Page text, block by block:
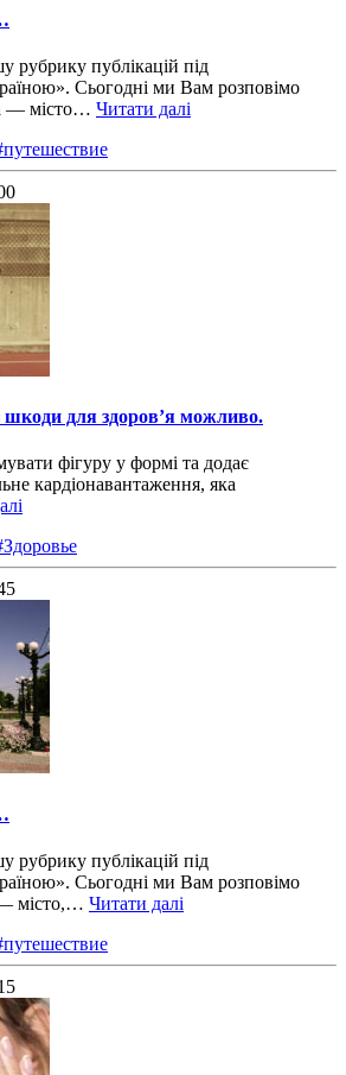
публікацій під
Сьогодні ми Вам розповімо
— місто… Читати далі
шкоди для здоров’я можливо.
фігуру у формі та додає
кардіонавантаження, яка
публікацій під
Сьогодні ми Вам розповімо
місто,… Читати далі